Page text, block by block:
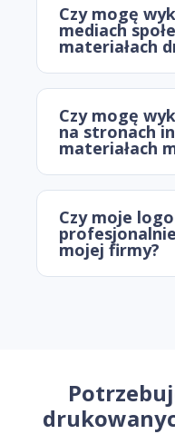
Czy mogę
mediach
materiałach
Czy mogę
na stronach
materiałach
Czy moje
mojej firmy?